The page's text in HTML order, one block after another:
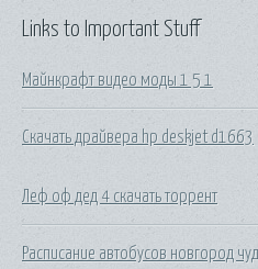
Links to Important Stuff
Майнкрафт видео моды 1 5 1
Скачать драйвера hp deskjet d1663
Леф оф дед 4 скачать торрент
Расписание автобусов новгород